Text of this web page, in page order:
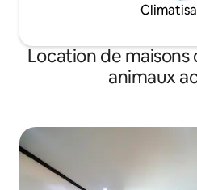
Location de maisons
animaux